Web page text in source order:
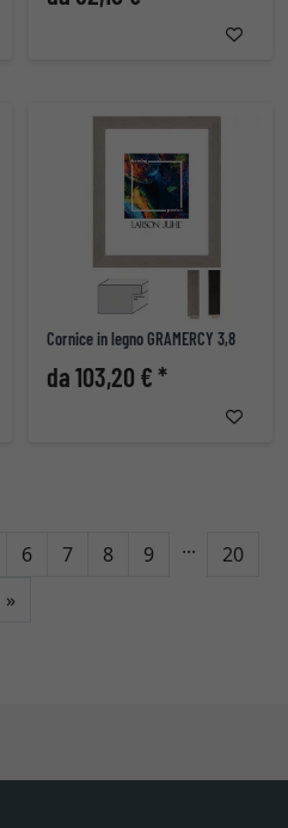
Cornice in legno GRAMERCY 3,8
da 103,20 € *
6 7 8 9 ...
20
»Avanti